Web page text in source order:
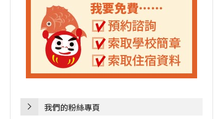
我們的粉絲專頁